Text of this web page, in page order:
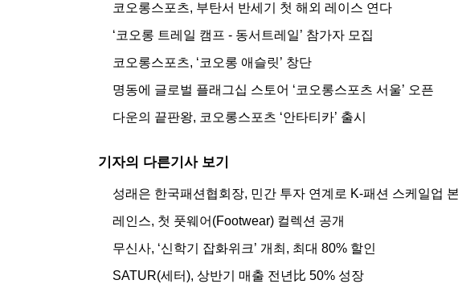
코오롱스포츠, 부탄서 반세기 첫 해외 레이스 연다
‘코오롱 트레일 캠프 - 동서트레일’ 참가자 모집
코오롱스포츠, ‘코오롱 애슬릿’ 창단
명동에 글로벌 플래그십 스토어 ‘코오롱스포츠 서울’ 오픈
다운의 끝판왕, 코오롱스포츠 ‘안타티카’ 출시
기자의 다른기사 보기
성래은 한국패션협회장, 민간 투자 연계로 K-패션 스케일업
레인스, 첫 풋웨어(Footwear) 컬렉션 공개
무신사, ‘신학기 잡화위크’ 개최, 최대 80% 할인
SATUR(세터), 상반기 매출 전년比 50% 성장